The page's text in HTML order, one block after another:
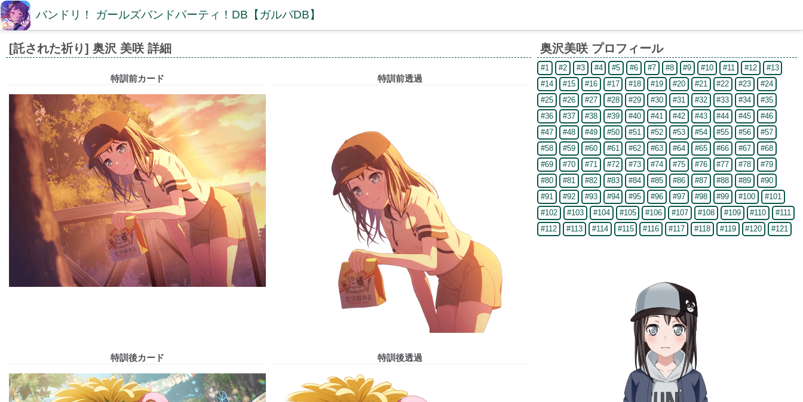
バンドリ！ ガールズバンドパーティ！DB【ガルパDB】
[託された祈り] 奥沢 美咲 詳細
特訓前カード 特訓前透過
特訓後カード 特訓後透過
奥沢美咲 プロフィール
#1 #2 #3 #4 #5 #6 #7 #8 #9 #10 #11 #12
#13
#14
#15 #16 #17 #18 #19 #20 #21 #22 #23
#24
#25
#26 #27 #28 #29 #30 #31 #32 #33 #34
#35
#36
#37 #38 #39 #40 #41 #42 #43 #44 #45
#46
#47
#48 #49 #50 #51 #52 #53 #54 #55 #56
#57
#58
#59 #60 #61 #62 #63 #64 #65 #66 #67
#68
#69
#70 #71 #72 #73 #74 #75 #76 #77 #78
#79
#80
#81 #82 #83 #84 #85 #86 #87 #88 #89
#90
#91
#92 #93 #94 #95 #96 #97 #98 #99 #100
#101
#102
#103 #104 #105 #106 #107 #108 #109 #110
#111
#112
#113 #114 #115 #116 #117 #118 #119 #120 #121